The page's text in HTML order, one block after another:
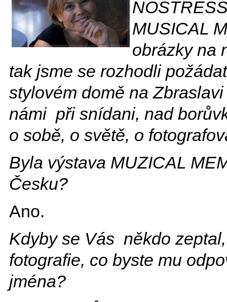
MUSICAL
obrázky na
tak jsme se rozhodli
stylovém domě na
námi při snídani, nad
o sobě, o světě, o
Byla výstava MUZICAL
Česku?
Ano.
Kdyby se Vás někdo
fotografie, co byste mu
jména?